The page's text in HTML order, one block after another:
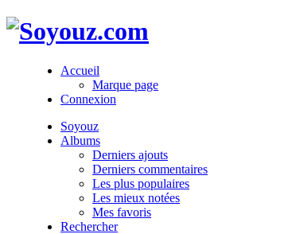
Accueil
Marque page
Connexion
Soyouz
Albums
Derniers ajouts
Derniers commentaires
Les plus populaires
Les mieux notées
Mes favoris
Rechercher